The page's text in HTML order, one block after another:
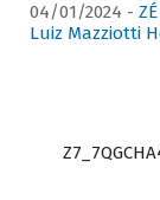
04/01/2024 -
Luiz Mazziotti